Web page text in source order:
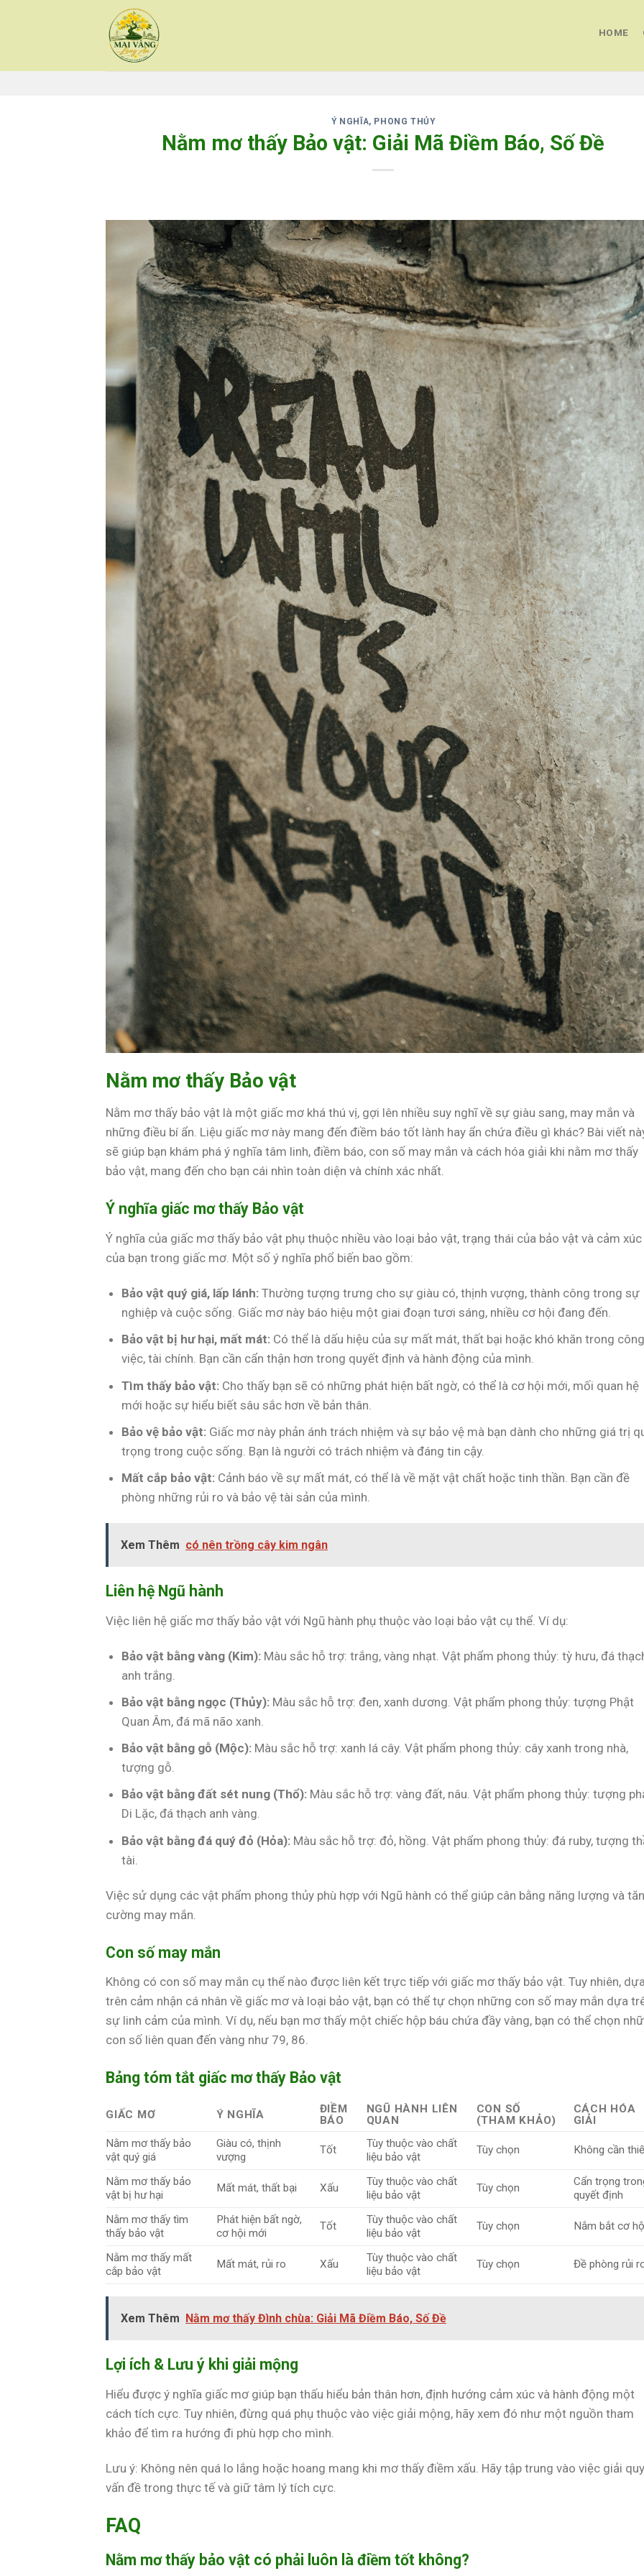
HOME
Ý NGHĨA, PHONG THỦY
Nằm mơ thấy Bảo vật: Giải Mã Điềm Báo, Số Đề
Nằm mơ thấy Bảo vật
Nằm mơ thấy bảo vật là một giấc mơ khá thú vị, gợi lên nhiều suy nghĩ về sự giàu sang, may mắn và
những điều bí ẩn. Liệu giấc mơ này mang đến điềm báo tốt lành hay ẩn chứa điều gì khác? Bài viết
sẽ giúp bạn khám phá ý nghĩa tâm linh, điềm báo, con số may mắn và cách hóa giải khi nằm mơ thấy
bảo vật, mang đến cho bạn cái nhìn toàn diện và chính xác nhất.
Ý nghĩa giấc mơ thấy Bảo vật
Ý nghĩa của giấc mơ thấy bảo vật phụ thuộc nhiều vào loại bảo vật, trạng thái của bảo vật và cảm xúc
của bạn trong giấc mơ. Một số ý nghĩa phổ biến bao gồm:
Bảo vật quý giá, lấp lánh: Thường tượng trưng cho sự giàu có, thịnh vượng, thành công trong sự
nghiệp và cuộc sống. Giấc mơ này báo hiệu một giai đoạn tươi sáng, nhiều cơ hội đang đến.
Bảo vật bị hư hại, mất mát: Có thể là dấu hiệu của sự mất mát, thất bại hoặc khó khăn trong
việc, tài chính. Bạn cần cẩn thận hơn trong quyết định và hành động của mình.
Tìm thấy bảo vật: Cho thấy bạn sẽ có những phát hiện bất ngờ, có thể là cơ hội mới, mối quan hệ
mới hoặc sự hiểu biết sâu sắc hơn về bản thân.
Bảo vệ bảo vật: Giấc mơ này phản ánh trách nhiệm và sự bảo vệ mà bạn dành cho những giá trị
trọng trong cuộc sống. Bạn là người có trách nhiệm và đáng tin cậy.
Mất cắp bảo vật: Cảnh báo về sự mất mát, có thể là về mặt vật chất hoặc tinh thần. Bạn cần đề
phòng những rủi ro và bảo vệ tài sản của mình.
Xem Thêm có nên trồng cây kim ngân
Liên hệ Ngũ hành
Việc liên hệ giấc mơ thấy bảo vật với Ngũ hành phụ thuộc vào loại bảo vật cụ thể. Ví dụ:
Bảo vật bằng vàng (Kim): Màu sắc hỗ trợ: trắng, vàng nhạt. Vật phẩm phong thủy: tỳ hưu, đá
anh trắng.
Bảo vật bằng ngọc (Thủy): Màu sắc hỗ trợ: đen, xanh dương. Vật phẩm phong thủy: tượng Phật
Quan Âm, đá mã não xanh.
Bảo vật bằng gỗ (Mộc): Màu sắc hỗ trợ: xanh lá cây. Vật phẩm phong thủy: cây xanh trong nhà,
tượng gỗ.
Bảo vật bằng đất sét nung (Thổ): Màu sắc hỗ trợ: vàng đất, nâu. Vật phẩm phong thủy: tượng
Di Lặc, đá thạch anh vàng.
Bảo vật bằng đá quý đỏ (Hỏa): Màu sắc hỗ trợ: đỏ, hồng. Vật phẩm phong thủy: đá ruby, tượng
tài.
Việc sử dụng các vật phẩm phong thủy phù hợp với Ngũ hành có thể giúp cân bằng năng lượng và
cường may mắn.
Con số may mắn
Không có con số may mắn cụ thể nào được liên kết trực tiếp với giấc mơ thấy bảo vật. Tuy nhiên,
trên cảm nhận cá nhân về giấc mơ và loại bảo vật, bạn có thể tự chọn những con số may mắn dựa
sự linh cảm của mình. Ví dụ, nếu bạn mơ thấy một chiếc hộp báu chứa đầy vàng, bạn có thể chọn
con số liên quan đến vàng như 79, 86.
Bảng tóm tắt giấc mơ thấy Bảo vật
GIẤC MƠ Ý NGHĨA
ĐIỀM
BÁO
NGŨ HÀNH LIÊN
QUAN
CON SỐ
(THAM KHẢO)
CÁCH HÓA
GIẢI
Nằm mơ thấy bảo
vật quý giá
Giàu có, thịnh
vượng
Tốt
Tùy thuộc vào chất
liệu bảo vật
Tùy chọn Không cần
Nằm mơ thấy bảo
vật bị hư hại
Mất mát, thất bại Xấu
Tùy thuộc vào chất
liệu bảo vật
Tùy chọn
Cẩn trọng
quyết định
Nằm mơ thấy tìm
thấy bảo vật
Phát hiện bất ngờ,
cơ hội mới
Tốt
Tùy thuộc vào chất
liệu bảo vật
Tùy chọn Nắm bắt cơ
Nằm mơ thấy mất
cắp bảo vật
Mất mát, rủi ro Xấu
Tùy thuộc vào chất
liệu bảo vật
Tùy chọn Đề phòng rủi
Xem Thêm Nằm mơ thấy Đình chùa: Giải Mã Điềm Báo, Số Đề
Lợi ích & Lưu ý khi giải mộng
Hiểu được ý nghĩa giấc mơ giúp bạn thấu hiểu bản thân hơn, định hướng cảm xúc và hành động một
cách tích cực. Tuy nhiên, đừng quá phụ thuộc vào việc giải mộng, hãy xem đó như một nguồn tham
khảo để tìm ra hướng đi phù hợp cho mình.
Lưu ý: Không nên quá lo lắng hoặc hoang mang khi mơ thấy điềm xấu. Hãy tập trung vào việc giải
vấn đề trong thực tế và giữ tâm lý tích cực.
FAQ
Nằm mơ thấy bảo vật có phải luôn là điềm tốt không?